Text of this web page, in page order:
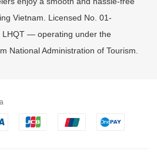
Vietnam. Licensed No. 01-
LHQT — operating under the
National Administration of Tourism.